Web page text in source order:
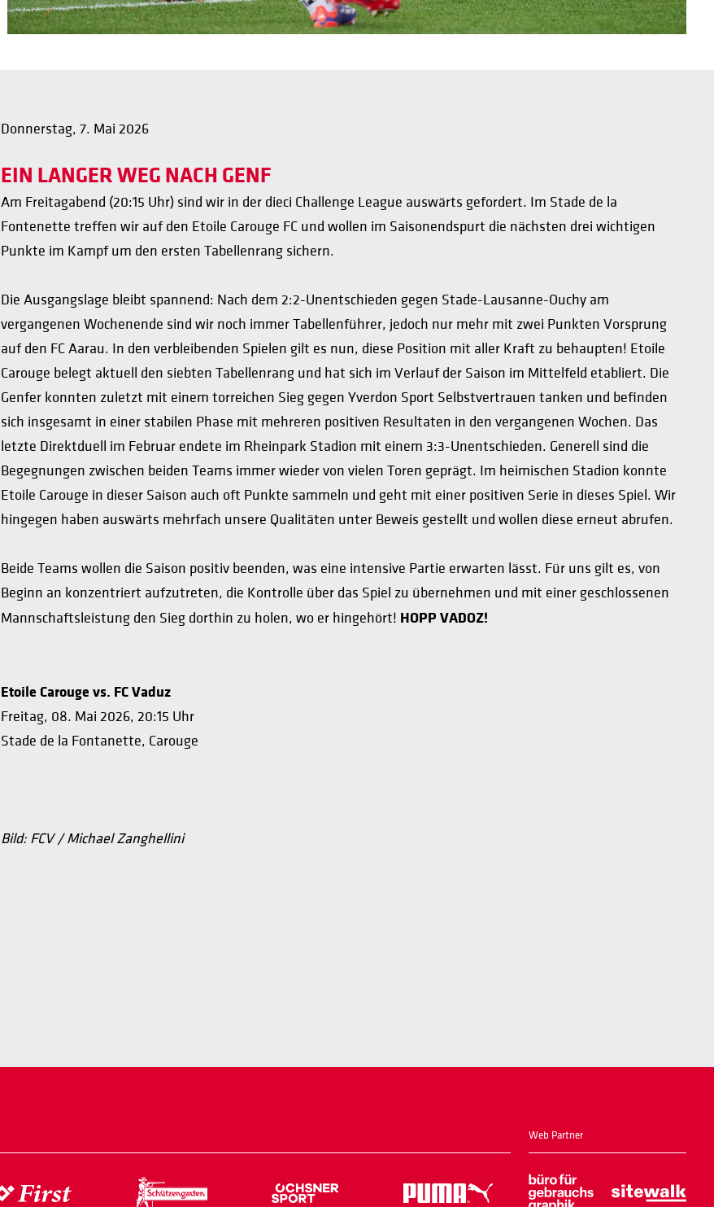
Donnerstag, 7. Mai 2026
EIN LANGER WEG NACH GENF
Am Freitagabend (20:15 Uhr) sind wir in der dieci Challenge League auswärts gefordert. Im Stade de la
Fontenette treffen wir auf den Etoile Carouge FC und wollen im Saisonendspurt die nächsten drei wichtigen
Punkte im Kampf um den ersten Tabellenrang sichern.
Die Ausgangslage bleibt spannend: Nach dem 2:2-Unentschieden gegen Stade-Lausanne-Ouchy am
vergangenen Wochenende sind wir noch immer Tabellenführer, jedoch nur mehr mit zwei Punkten Vorsprung
auf den FC Aarau. In den verbleibenden Spielen gilt es nun, diese Position mit aller Kraft zu behaupten! Etoile
Carouge belegt aktuell den siebten Tabellenrang und hat sich im Verlauf der Saison im Mittelfeld etabliert. Die
Genfer konnten zuletzt mit einem torreichen Sieg gegen Yverdon Sport Selbstvertrauen tanken und befinden
sich insgesamt in einer stabilen Phase mit mehreren positiven Resultaten in den vergangenen Wochen. Das
letzte Direktduell im Februar endete im Rheinpark Stadion mit einem 3:3-Unentschieden. Generell sind die
Begegnungen zwischen beiden Teams immer wieder von vielen Toren geprägt. Im heimischen Stadion konnte
Etoile Carouge in dieser Saison auch oft Punkte sammeln und geht mit einer positiven Serie in dieses Spiel. Wir
hingegen haben auswärts mehrfach unsere Qualitäten unter Beweis gestellt und wollen diese erneut abrufen.
Beide Teams wollen die Saison positiv beenden, was eine intensive Partie erwarten lässt. Für uns gilt es, von
Beginn an konzentriert aufzutreten, die Kontrolle über das Spiel zu übernehmen und mit einer geschlossenen
Mannschaftsleistung den Sieg dorthin zu holen, wo er hingehört! HOPP VADOZ!
Etoile Carouge vs. FC Vaduz
Freitag, 08. Mai 2026, 20:15 Uhr
Stade de la Fontanette, Carouge
Bild: FCV / Michael Zanghellini
Web Partner